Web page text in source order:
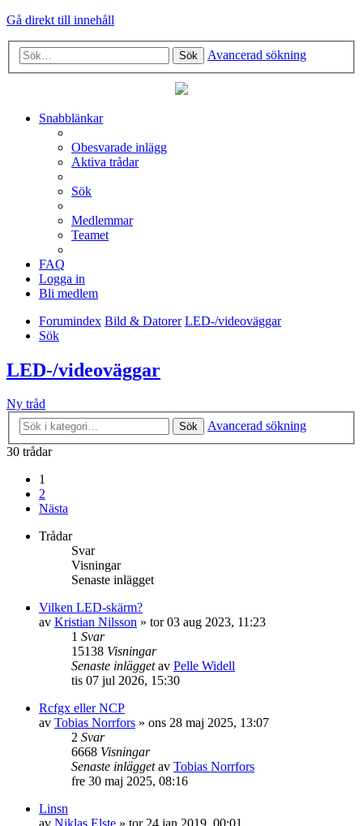
Gå direkt till innehåll
Sök Avancerad sökning
Snabblänkar
Obesvarade inlägg
Aktiva trådar
Sök
Medlemmar
Teamet
FAQ
Logga in
Bli medlem
Forumindex Bild & Datorer LED-/videoväggar
Sök
LED-/videoväggar
Ny tråd
Sök
Avancerad sökning
30 trådar
1
2
Nästa
Trådar
Svar
Visningar
Senaste inlägget
Vilken LED-skärm?
av Kristian Nilsson » tor 03 aug 2023, 11:23
1 Svar
15138 Visningar
Senaste inläggetav Pelle Widell
tis 07 jul 2026, 15:30
Rcfgx eller NCP
av Tobias Norrfors » ons 28 maj 2025, 13:07
2 Svar
6668 Visningar
Senaste inläggetav Tobias Norrfors
fre 30 maj 2025, 08:16
Linsn
av Niklas Elste » tor 24 jan 2019, 00:01